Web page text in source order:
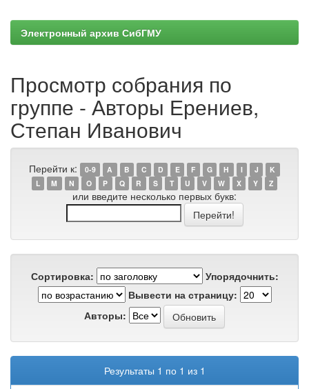
Электронный архив СибГМУ
Просмотр собрания по
группе - Авторы Ерениев,
Степан Иванович
Перейти к: 0-9 A B C D E F G H I J
K
L
M N O P Q R S T U V W X Y Z
или введите несколько первых букв:
Сортировка:
Упорядочнить:
Вывести на страницу:
Авторы:
Результаты 1 по 1 из 1